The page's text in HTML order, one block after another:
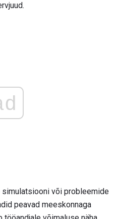
simulatsiooni või probleemide
peavad meeskonnaga